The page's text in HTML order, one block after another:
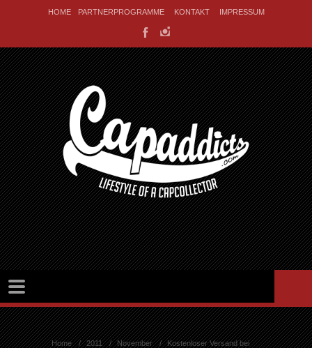
HOME PARTNERPROGRAMME KONTAKT IMPRESSUM
Home 2011 November
Kostenloser Versand bei